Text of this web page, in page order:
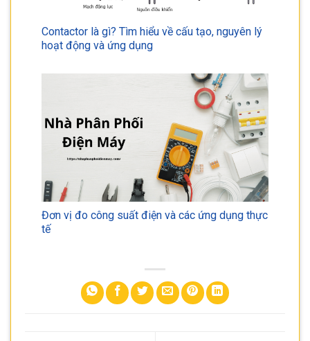
Contactor là gì? Tìm hiểu về cấu tạo, nguyên lý
hoạt động và ứng dụng
Đơn vị đo công suất điện và các ứng dụng thực
tế